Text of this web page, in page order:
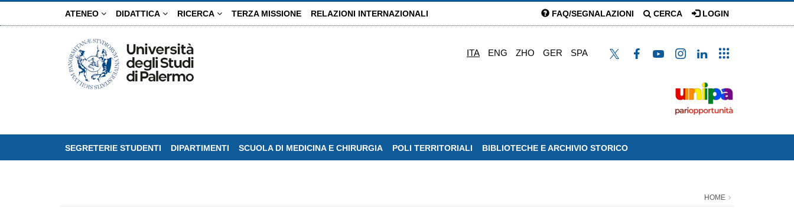
ATENEO DIDATTICA RICERCA TERZA MISSIONE RELAZIONI INTERNAZIONALI FAQ/SEGNALAZIONI CERCA LOGIN
ITA ENG ZHO GER SPA
SEGRETERIE STUDENTI DIPARTIMENTI SCUOLA DI MEDICINA E CHIRURGIA POLI TERRITORIALI BIBLIOTECHE E ARCHIVIO STORICO
HOME